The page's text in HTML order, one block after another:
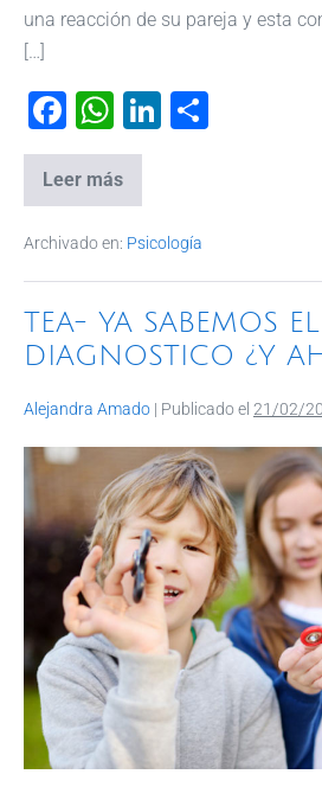
una reacción de su pareja y esta
[…]
F
a
c
b
o
k
W
h
at
A
p
p
Li
e
dI
n tir
Leer más
Archivado en: Psicología
TEA- YA SABEMOS EL
DIAGNOSTICO ¿Y
Alejandra Amado | Publicado el 21/02/